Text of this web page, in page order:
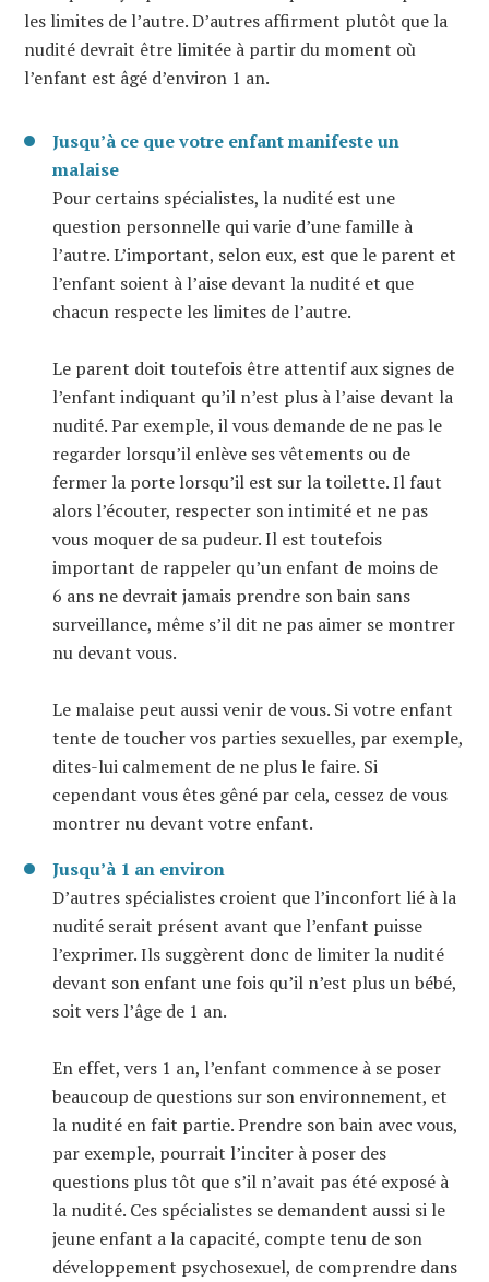
les limites de l’autre. D’autres affirment plutôt que la
nudité devrait être limitée à partir du moment où
l’enfant est âgé d’environ 1 an.
Jusqu’à ce que votre enfant manifeste un
malaise
Pour certains spécialistes, la nudité est une
question personnelle qui varie d’une famille à
l’autre. L’important, selon eux, est que le parent et
l’enfant soient à l’aise devant la nudité et que
chacun respecte les limites de l’autre.
Le parent doit toutefois être attentif aux signes de
l’enfant indiquant qu’il n’est plus à l’aise devant la
nudité. Par exemple, il vous demande de ne pas le
regarder lorsqu’il enlève ses vêtements ou de
fermer la porte lorsqu’il est sur la toilette. Il faut
alors l’écouter, respecter son intimité et ne pas
vous moquer de sa pudeur. Il est toutefois
important de rappeler qu’un enfant de moins de
6 ans ne devrait jamais prendre son bain sans
surveillance, même s’il dit ne pas aimer se montrer
nu devant vous.
Le malaise peut aussi venir de vous. Si votre enfant
tente de toucher vos parties sexuelles, par exemple,
dites-lui calmement de ne plus le faire. Si
cependant vous êtes gêné par cela, cessez de vous
montrer nu devant votre enfant.
Jusqu’à 1 an environ
D’autres spécialistes croient que l’inconfort lié à la
nudité serait présent avant que l’enfant puisse
l’exprimer. Ils suggèrent donc de limiter la nudité
devant son enfant une fois qu’il n’est plus un bébé,
soit vers l’âge de 1 an.
En effet, vers 1 an, l’enfant commence à se poser
beaucoup de questions sur son environnement, et
la nudité en fait partie. Prendre son bain avec vous,
par exemple, pourrait l’inciter à poser des
questions plus tôt que s’il n’avait pas été exposé à
la nudité. Ces spécialistes se demandent aussi si le
jeune enfant a la capacité, compte tenu de son
développement psychosexuel, de comprendre dans